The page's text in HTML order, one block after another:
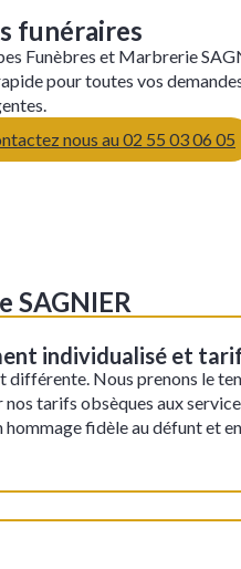
funéraires
Funèbres et Marbrerie
pour toutes vos
nous au 02 55 03 06 05
SAGNIER
individualisé et
différente. Nous prenons le
tarifs obsèques aux
hommage fidèle au défunt et